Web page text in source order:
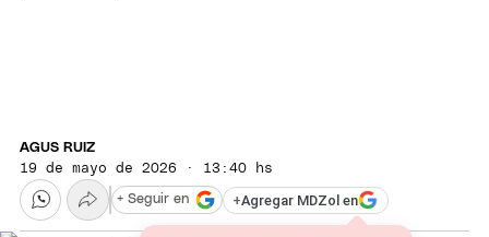
AGUS RUIZ
19 de mayo de 2026 · 13:40 hs
+Agregar MDZol en
+ Seguir en